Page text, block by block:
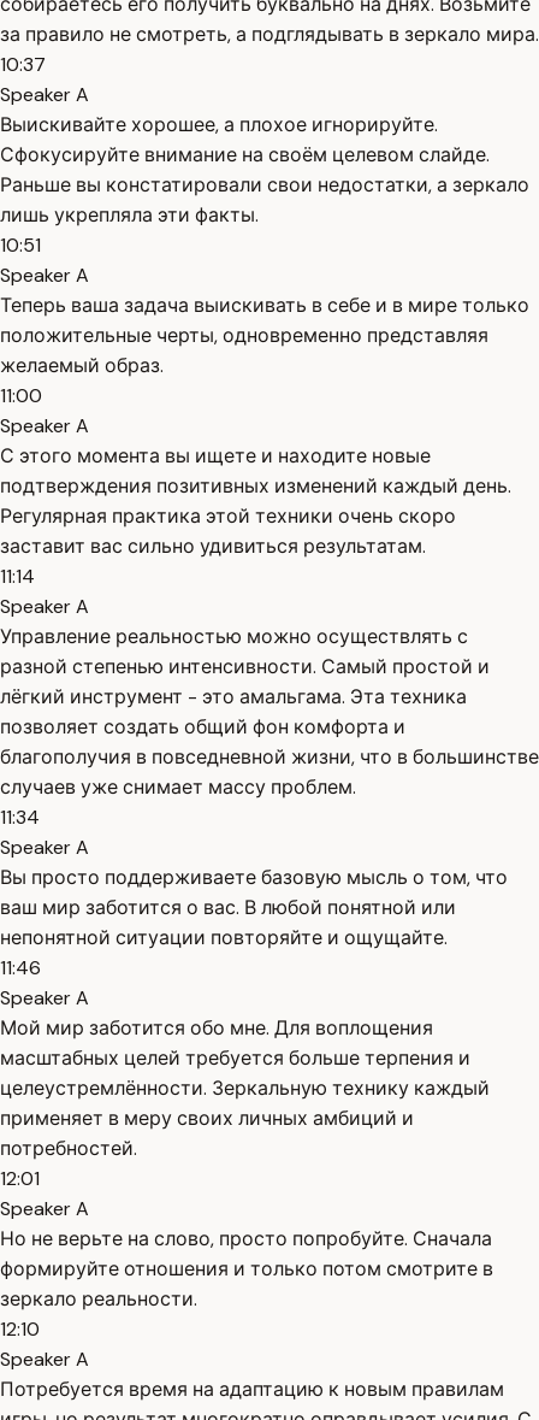
за правило не смотреть, а подглядывать в зеркало мира.
10:37
Speaker A
Выискивайте хорошее, а плохое игнорируйте.
Сфокусируйте внимание на своём целевом слайде.
Раньше вы констатировали свои недостатки, а зеркало
лишь укрепляла эти факты.
10:51
Speaker A
Теперь ваша задача выискивать в себе и в мире только
положительные черты, одновременно представляя
желаемый образ.
11:00
Speaker A
С этого момента вы ищете и находите новые
подтверждения позитивных изменений каждый день.
Регулярная практика этой техники очень скоро
заставит вас сильно удивиться результатам.
11:14
Speaker A
Управление реальностью можно осуществлять с
разной степенью интенсивности. Самый простой и
лёгкий инструмент - это амальгама. Эта техника
позволяет создать общий фон комфорта и
благополучия в повседневной жизни, что в большинстве
случаев уже снимает массу проблем.
11:34
Speaker A
Вы просто поддерживаете базовую мысль о том, что
ваш мир заботится о вас. В любой понятной или
непонятной ситуации повторяйте и ощущайте.
11:46
Speaker A
Мой мир заботится обо мне. Для воплощения
масштабных целей требуется больше терпения и
целеустремлённости. Зеркальную технику каждый
применяет в меру своих личных амбиций и
потребностей.
12:01
Speaker A
Но не верьте на слово, просто попробуйте. Сначала
формируйте отношения и только потом смотрите в
зеркало реальности.
12:10
Speaker A
Потребуется время на адаптацию к новым правилам